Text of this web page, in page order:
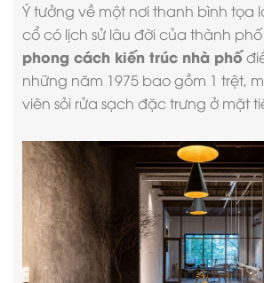
Ý tưởng về một nơi thanh bình tọa
cổ có lịch sử lâu đời của thành
phong cách kiến trúc nhà phố
những năm 1975 bao gồm 1 trệt,
viên sỏi rửa sạch đặc trưng ở mặt